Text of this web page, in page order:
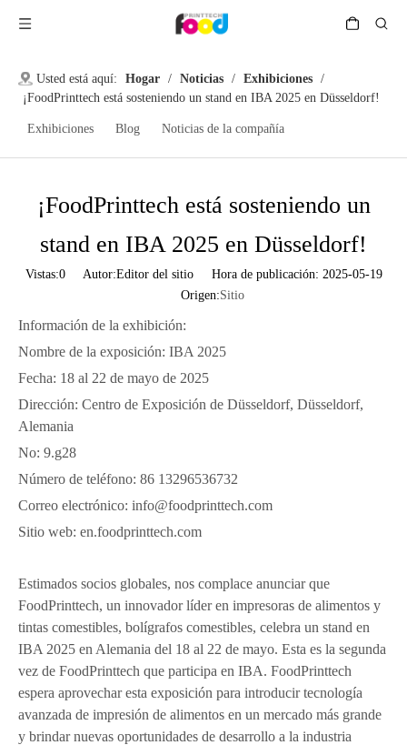
Usted está aquí: Hogar / Noticias / Exhibiciones /
¡FoodPrinttech está sosteniendo un stand en IBA 2025 en Düsseldorf!
Exhibiciones Blog Noticias de la compañía
¡FoodPrinttech está sosteniendo un
stand en IBA 2025 en Düsseldorf!
Vistas:0Autor:Editor del sitio Hora de publicación: 2025-05-19
Origen:Sitio
Información de la exhibición:
Nombre de la exposición: IBA 2025
Fecha: 18 al 22 de mayo de 2025
Dirección: Centro de Exposición de Düsseldorf, Düsseldorf,
Alemania
No: 9.g28
Número de teléfono: 86 13296536732
Correo electrónico: info@foodprinttech.com
Sitio web: en.foodprinttech.com
Estimados socios globales, nos complace anunciar que
FoodPrinttech, un innovador líder en impresoras de alimentos y
tintas comestibles, bolígrafos comestibles, celebra un stand en
IBA 2025 en Alemania del 18 al 22 de mayo. Esta es la segunda
vez de FoodPrinttech que participa en IBA. FoodPrinttech
espera aprovechar esta exposición para introducir tecnología
avanzada de impresión de alimentos en un mercado más grande
y brindar nuevas oportunidades de desarrollo a la industria